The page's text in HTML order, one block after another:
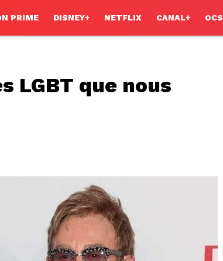
PRIME DISNEY+ NETFLIX CANAL+ OCS
LGBT que nous